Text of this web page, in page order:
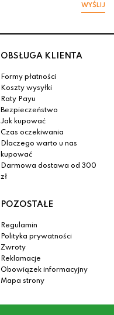
WYŚLIJ
OBSŁUGA KLIENTA
Formy płatności
Koszty wysyłki
Raty Payu
Bezpieczeństwo
Jak kupować
Czas oczekiwania
Dlaczego warto u nas
kupować
Darmowa dostawa od 300
zł
POZOSTAŁE
Regulamin
Polityka prywatności
Zwroty
Reklamacje
Obowiązek informacyjny
Mapa strony